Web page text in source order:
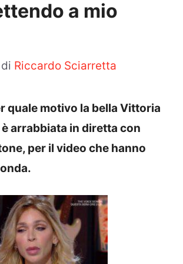
a mio
di Riccardo Sciarretta
quale motivo la bella Vittoria
arrabbiata in diretta con
per il video che hanno